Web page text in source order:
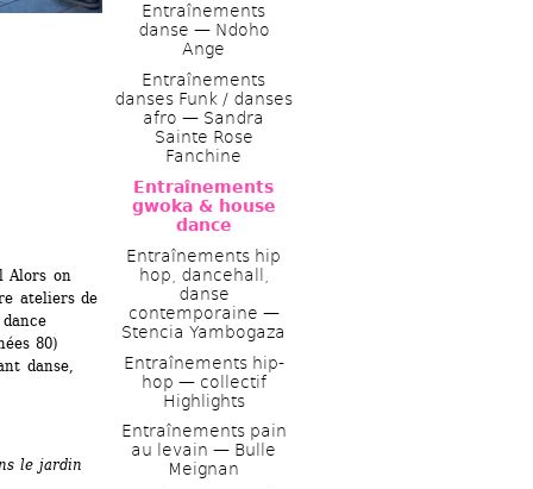
Alors on
ateliers de
80)
danse,
le jardin
Entraînements
danse — Ndoho
Ange
Entraînements
danses Funk / danses
afro — Sandra
Sainte Rose
Fanchine
Entraînements
gwoka & house
dance
Entraînements hip
hop, dancehall,
danse
contemporaine —
Stencia Yambogaza
Entraînements hip-
hop — collectif
Highlights
Entraînements pain
au levain — Bulle
Meignan